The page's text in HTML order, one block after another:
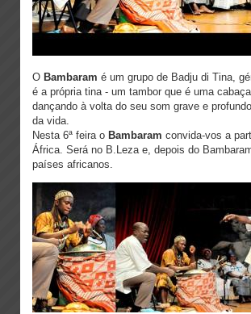
O Bambaram é um grupo de Badju di Tina,
é a própria tina - um tambor que é uma
dançando à volta do seu som grave e
da vida.
Nesta 6ª feira o Bambaram convida-vos a
África. Será no B.Leza e, depois do
países africanos.